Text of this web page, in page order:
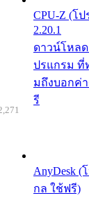
CPU-Z (โ
2.20.1
ดาวน์โหลด
ปรแกรม ที่
มถึงบอกค่
รี
AnyDesk
กล ใช้ฟรี)